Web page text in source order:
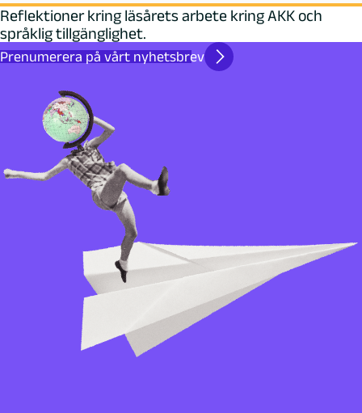
Reflektioner kring läsårets arbete kring AKK och
språklig tillgänglighet.
Prenumerera på vårt nyhetsbrev